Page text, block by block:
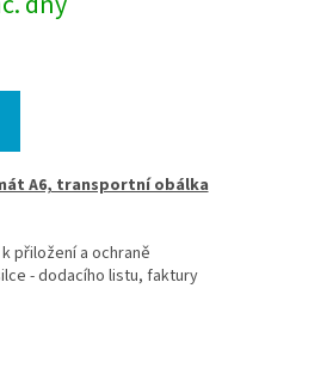
A6, transportní obálka
přiložení a ochraně
- dodacího listu, faktury